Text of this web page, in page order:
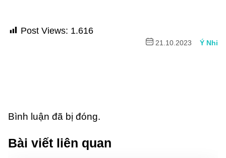
Post Views: 1.616
21.10.2023 Ý Nhi
Bình luận đã bị đóng.
Bài viết liên quan